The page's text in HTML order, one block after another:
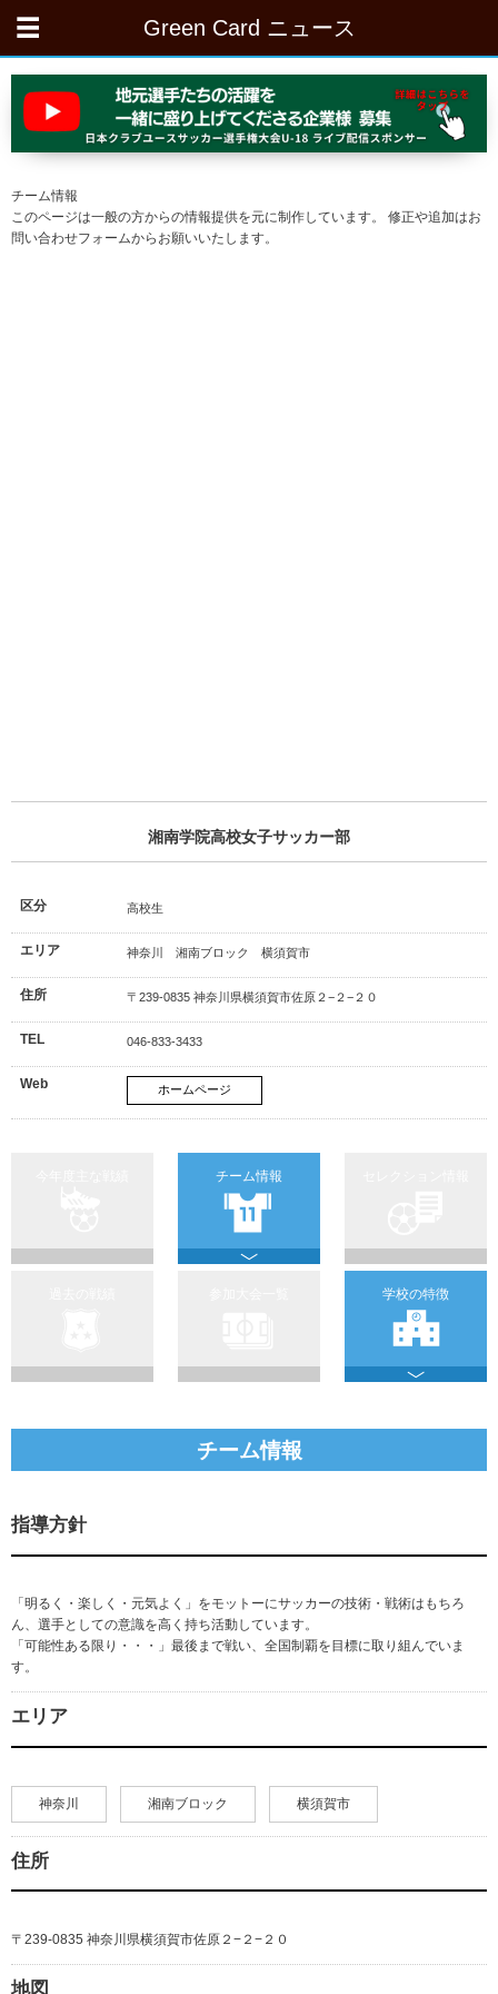
Green Card ニュース
チーム情報
このページは一般の方からの情報提供を元に制作しています。 修正や追加はお
問い合わせフォームからお願いいたします。
湘南学院高校女子サッカー部
区分 高校生
エリア 神奈川 湘南ブロック 横須賀市
住所 〒239-0835 神奈川県横須賀市佐原２−２−２０
TEL 046-833-3433
Web ホームページ
チーム情報
学校の特徴
チーム情報
指導方針
「明るく・楽しく・元気よく」をモットーにサッカーの技術・戦術はもちろ
ん、選手としての意識を高く持ち活動しています。
「可能性ある限り・・・」最後まで戦い、全国制覇を目標に取り組んでいま
す。
エリア
神奈川 湘南ブロック 横須賀市
住所
〒239-0835 神奈川県横須賀市佐原２−２−２０
地図